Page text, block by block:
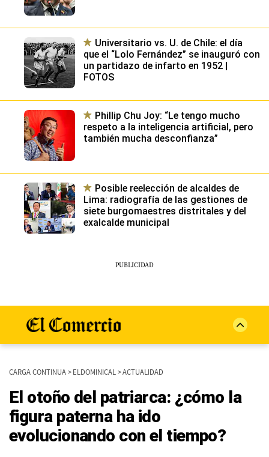
Universitario vs. U. de Chile: el día
que el “Lolo Fernández” se inauguró con
un partidazo de infarto en 1952 |
FOTOS
Phillip Chu Joy: “Le tengo mucho
respeto a la inteligencia artificial, pero
también mucha desconfianza”
Posible reelección de alcaldes de
Lima: radiografía de las gestiones de
siete burgomaestres distritales y del
exalcalde municipal